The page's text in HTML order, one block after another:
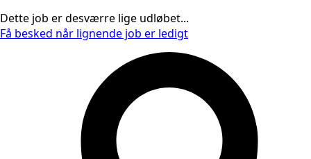
Dette job er desværre lige udløbet...
Få besked når lignende job er ledigt